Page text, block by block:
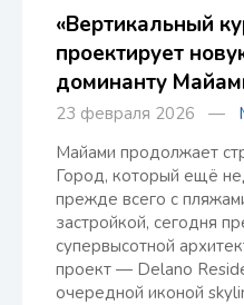
«Вертикальный
проектирует
доминанту
23 февраля 2026 —
Майами продолжает
Город, который ещё
прежде всего с
застройкой, сегодня
супервысотной
проект — Delano
очередной иконой